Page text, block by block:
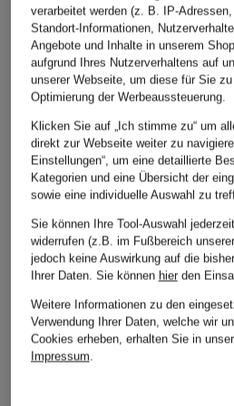
verarbeitet werden (z. B. IP-
Standort-Informationen,
Angebote und Inhalte in unserem
aufgrund Ihres Nutzerverhaltens auf
unserer Webseite, um diese für Sie
Optimierung der Werbeaussteuerung.
Klicken Sie auf „Ich stimme zu“ um
direkt zur Webseite weiter zu
Einstellungen“, um eine detaillierte
Kategorien und eine Übersicht der
sowie eine individuelle Auswahl zu
Sie können Ihre Tool-Auswahl
widerrufen (z.B. im Fußbereich
jedoch keine Auswirkung auf die
Ihrer Daten. Sie können hierden
Weitere Informationen zu den
Verwendung Ihrer Daten, welche wir
Cookies erheben, erhalten Sie in
Impressum.